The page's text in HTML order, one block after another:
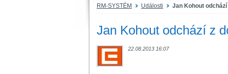
RM-SYSTÉM Události Jan Kohout
Jan Kohout odchází z
22.08.2013 16:07